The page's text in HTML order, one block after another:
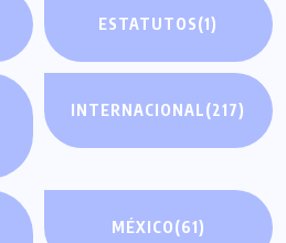
ESTATUTOS(1)
INTERNACIONAL(217)
MÉXICO(61)